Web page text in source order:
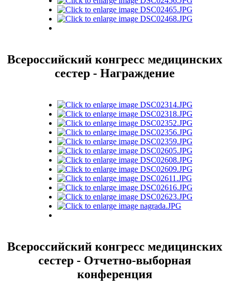
Всероссийский конгресс медицинских
сестер - Награждение
Всероссийский конгресс медицинских
сестер - Отчетно-выборная
конференция